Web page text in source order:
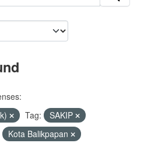
Tag:
SAKIP
Kota Balikpapan